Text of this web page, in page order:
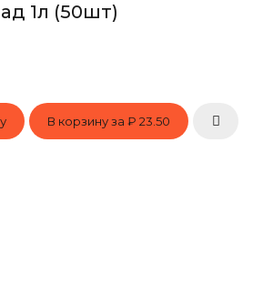
1л (50шт)
В корзину за ₽ 23.50